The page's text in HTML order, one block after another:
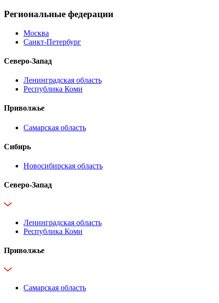
Региональные федерации
Москва
Санкт-Петербург
Северо-Запад
Ленинградская область
Республика Коми
Приволжье
Самарская область
Сибирь
Новосибирская область
Северо-Запад
Ленинградская область
Республика Коми
Приволжье
Самарская область